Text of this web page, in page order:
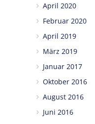
April 2020
Februar 2020
April 2019
März 2019
Januar 2017
Oktober 2016
August 2016
Juni 2016